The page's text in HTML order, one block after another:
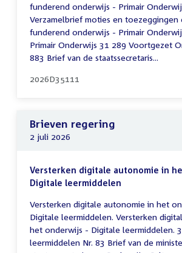
funderend onderwijs - Primair
Verzamelbrief moties en toezeggingen
funderend onderwijs - Primair
Primair Onderwijs 31 289 Voortgezet
883 Brief van de staatssecretaris...
2026D35111
Brieven regering
2 juli 2026
Versterken digitale autonomie in
Digitale leermiddelen
Versterken digitale autonomie in het
Digitale leermiddelen. Versterken
het onderwijs - Digitale leermiddelen.
leermiddelen Nr. 83 Brief van de